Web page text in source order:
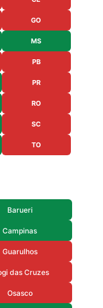
GO
MS
PB
PR
RO
SC
TO
Barueri
Campinas
Guarulhos
das Cruzes
Osasco